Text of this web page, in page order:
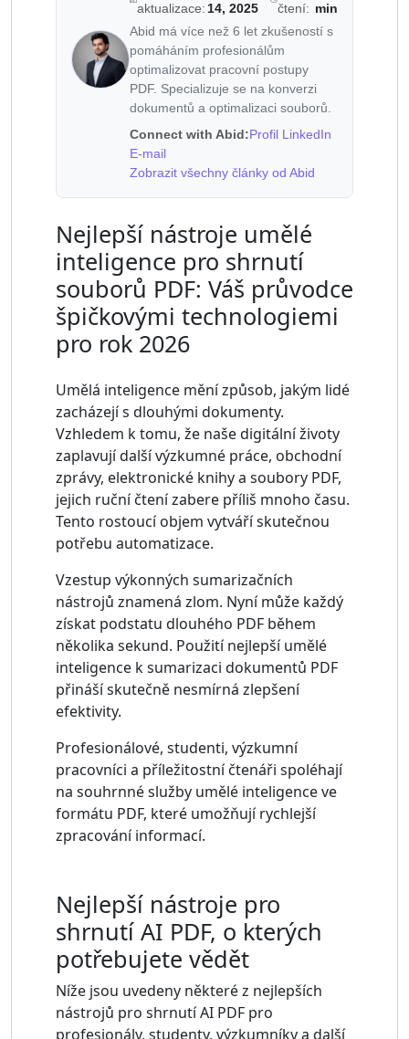
aktualizace: 14, 2025
čtení: min
Abid má více než 6 let zkušeností s
pomáháním profesionálům
optimalizovat pracovní postupy
PDF. Specializuje se na konverzi
dokumentů a optimalizaci souborů.
Connect with Abid:Profil LinkedIn
E-mail
Zobrazit všechny články od Abid
Nejlepší nástroje umělé
inteligence pro shrnutí
souborů PDF: Váš průvodce
špičkovými technologiemi
pro rok 2026
Umělá inteligence mění způsob, jakým lidé
zacházejí s dlouhými dokumenty.
Vzhledem k tomu, že naše digitální životy
zaplavují další výzkumné práce, obchodní
zprávy, elektronické knihy a soubory PDF,
jejich ruční čtení zabere příliš mnoho času.
Tento rostoucí objem vytváří skutečnou
potřebu automatizace.
Vzestup výkonných sumarizačních
nástrojů znamená zlom. Nyní může každý
získat podstatu dlouhého PDF během
několika sekund. Použití nejlepší umělé
inteligence k sumarizaci dokumentů PDF
přináší skutečně nesmírná zlepšení
efektivity.
Profesionálové, studenti, výzkumní
pracovníci a příležitostní čtenáři spoléhají
na souhrnné služby umělé inteligence ve
formátu PDF, které umožňují rychlejší
zpracování informací.
Nejlepší nástroje pro
shrnutí AI PDF, o kterých
potřebujete vědět
Níže jsou uvedeny některé z nejlepších
nástrojů pro shrnutí AI PDF pro
profesionály, studenty, výzkumníky a další